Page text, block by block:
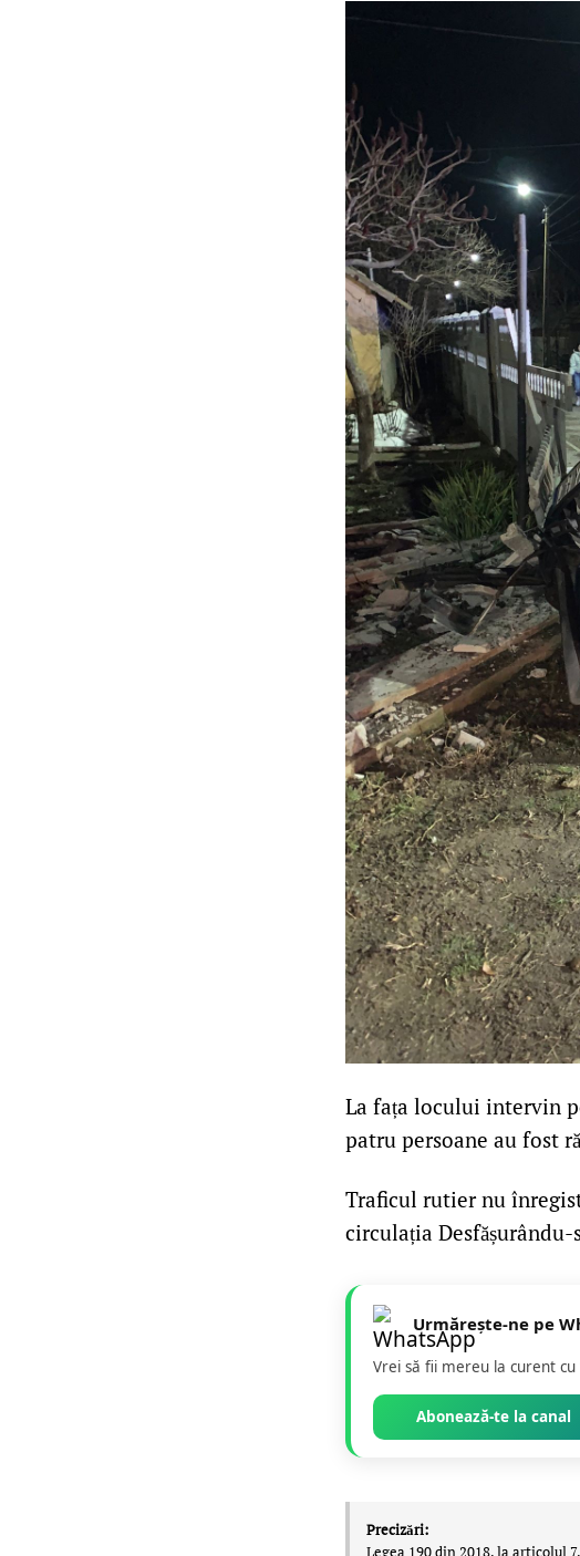
La fața locului intervin
patru persoane au fost
Traficul rutier nu
circulația
Urmărește-ne pe
Vrei să fii mereu la curent
Abonează-te la canal
Precizări:
Legea 190 din 2018, la articolul